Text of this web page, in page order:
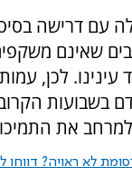
דרישה
שאינם
לכן,
בשבועות
את
לא ראויה? דווחו